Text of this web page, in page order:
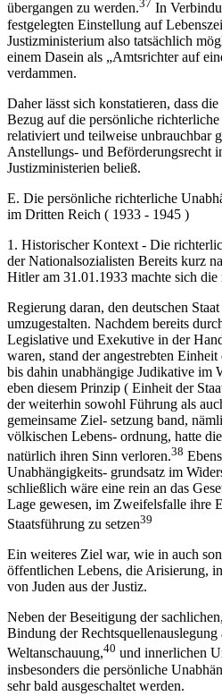
übergangen zu werden.37 In
festgelegten Einstellung auf
Justizministerium also tatsächlich
einem Dasein als „Amtsrichter auf
verdammen.
Daher lässt sich konstatieren, dass
Bezug auf die persönliche
relativiert und teilweise unbrauchbar
Anstellungs- und Beförderungsrecht
Justizministerien beließ.
E. Die persönliche richterliche
im Dritten Reich ( 1933 - 1945 )
1. Historischer Kontext - Die
der Nationalsozialisten Bereits kurz
Hitler am 31.01.1933 machte sich die
Regierung daran, den deutschen
umzugestalten. Nachdem bereits
Legislative und Exekutive in der
waren, stand der angestrebten
bis dahin unabhängige Judikative im
eben diesem Prinzip ( Einheit der
der weiterhin sowohl Führung als
gemeinsame Ziel- setzung band,
völkischen Lebens- ordnung, hatte
natürlich ihren Sinn verloren.38
Unabhängigkeits- grundsatz im
schließlich wäre eine rein an das
Lage gewesen, im Zweifelsfalle ihre
Staatsführung zu setzen39
Ein weiteres Ziel war, wie in auch
öffentlichen Lebens, die Arisierung,
von Juden aus der Justiz.
Neben der Beseitigung der
Bindung der
Weltanschauung,40 und innerlichen
insbesonders die persönliche
sehr bald ausgeschaltet werden.